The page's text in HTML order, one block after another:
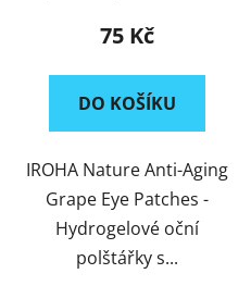
75 Kč
DO KOŠÍKU
IROHA Nature Anti-Aging
Grape Eye Patches -
Hydrogelové oční
polštářky s...